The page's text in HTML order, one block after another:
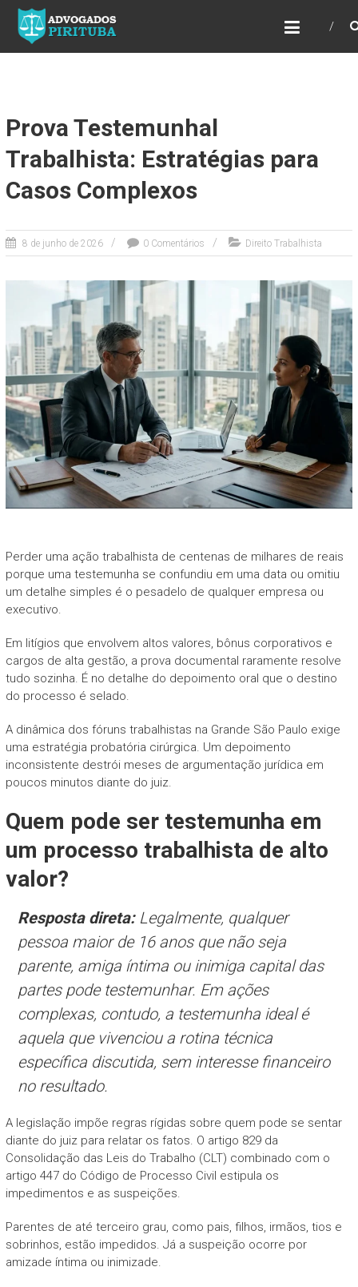
ADVOGADOS PIRITUBA
Precisando de advogado? Entre em contato!
Fazemos toda a assessoria que você
Prova Testemunhal
Trabalhista: Estratégias para
Casos Complexos
8 de junho de 2026 0 Comentários Direito Trabalhista
Perder uma ação trabalhista de centenas de milhares de reais
porque uma testemunha se confundiu em uma data ou omitiu
um detalhe simples é o pesadelo de qualquer empresa ou
executivo.
Em litígios que envolvem altos valores, bônus corporativos e
cargos de alta gestão, a prova documental raramente resolve
tudo sozinha. É no detalhe do depoimento oral que o destino
do processo é selado.
A dinâmica dos fóruns trabalhistas na Grande São Paulo exige
uma estratégia probatória cirúrgica. Um depoimento
inconsistente destrói meses de argumentação jurídica em
poucos minutos diante do juiz.
Quem pode ser testemunha em
um processo trabalhista de alto
valor?
Resposta direta:Legalmente, qualquer
pessoa maior de 16 anos que não seja
parente, amiga íntima ou inimiga capital das
partes pode testemunhar. Em ações
complexas, contudo, a testemunha ideal é
aquela que vivenciou a rotina técnica
específica discutida, sem interesse financeiro
no resultado.
A legislação impõe regras rígidas sobre quem pode se sentar
diante do juiz para relatar os fatos. O artigo 829 da
Consolidação das Leis do Trabalho (CLT) combinado com o
artigo 447 do Código de Processo Civil estipula os
impedimentos e as suspeições.
Parentes de até terceiro grau, como pais, filhos, irmãos, tios e
sobrinhos, estão impedidos. Já a suspeição ocorre por
amizade íntima ou inimizade.